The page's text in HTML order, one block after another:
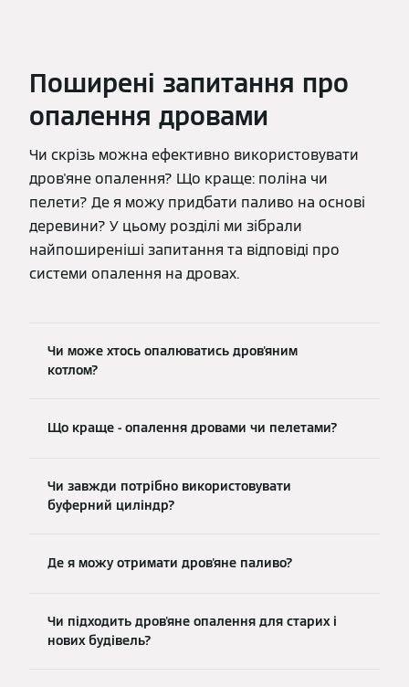
Поширені запитання про
опалення дровами
Чи скрізь можна ефективно використовувати
дров'яне опалення? Що краще: поліна чи
пелети? Де я можу придбати паливо на основі
деревини? У цьому розділі ми зібрали
найпоширеніші запитання та відповіді про
системи опалення на дровах.
Чи може хтось опалюватись дров'яним
котлом?
Що краще - опалення дровами чи пелетами?
Чи завжди потрібно використовувати
буферний циліндр?
Де я можу отримати дров'яне паливо?
Чи підходить дров'яне опалення для старих і
нових будівель?